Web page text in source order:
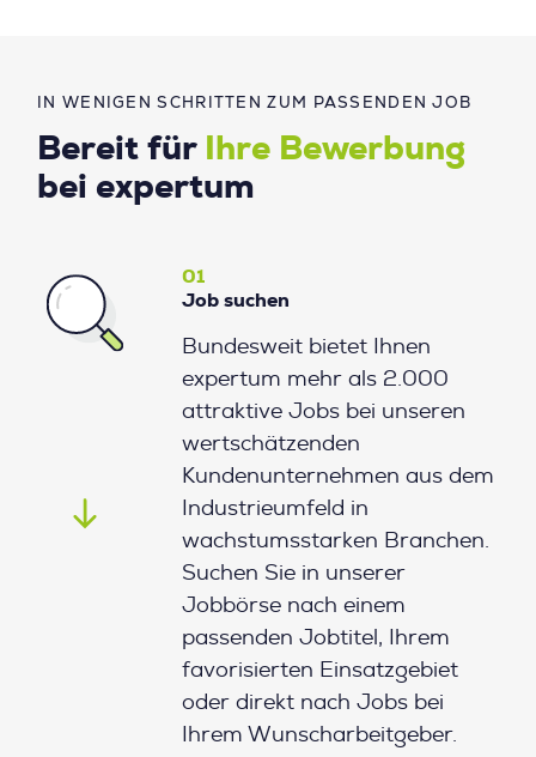
IN WENIGEN SCHRITTEN ZUM PASSENDEN JOB
Bereit für
Ihre Bewerbung
bei expertum
01
Job suchen
Bundesweit bietet Ihnen
expertum mehr als 2.000
attraktive Jobs bei unseren
wertschätzenden
Kundenunternehmen aus dem
Industrieumfeld in
wachstumsstarken Branchen.
Suchen Sie in unserer
Jobbörse nach einem
passenden Jobtitel, Ihrem
favorisierten Einsatzgebiet
oder direkt nach Jobs bei
Ihrem Wunscharbeitgeber.